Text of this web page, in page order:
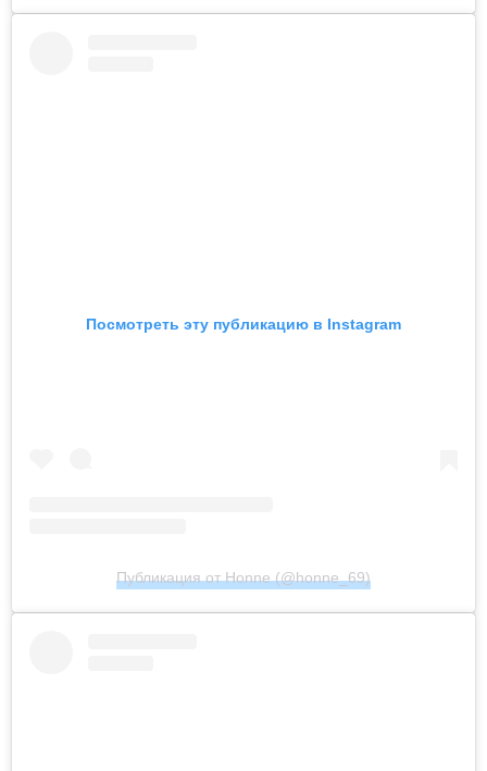
Посмотреть эту публикацию в Instagram
Публикация от Honne (@honne_69)